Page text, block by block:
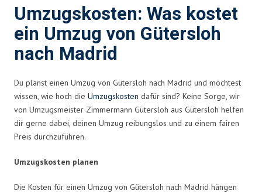
Umzugskosten: Was kostet
ein Umzug von Gütersloh
nach Madrid
Du planst einen Umzug von Gütersloh nach Madrid und möchtest
wissen, wie hoch die Umzugskosten dafür sind? Keine Sorge, wir
von Umzugsmeister Zimmermann Gütersloh aus Gütersloh helfen
dir gerne dabei, deinen Umzug reibungslos und zu einem fairen
Preis durchzuführen.
Umzugskosten planen
Die Kosten für einen Umzug von Gütersloh nach Madrid hängen